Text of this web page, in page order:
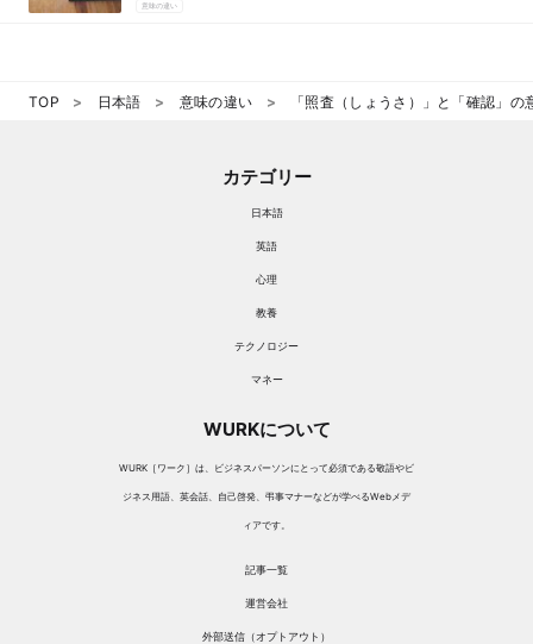
意味の違い
TOP 日本語 意味の違い 「照査（しょうさ）」と「確認」
カテゴリー
日本語
英語
心理
教養
テクノロジー
マネー
WURKについて
WURK［ワーク］は、ビジネスパーソンにとって必須である敬語やビ
ジネス用語、英会話、自己啓発、弔事マナーなどが学べるWebメデ
ィアです。
記事一覧
運営会社
外部送信（オプトアウト）